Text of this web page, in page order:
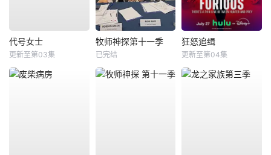
代号女士
更新至第03集
牧师神探第十一季
已完结
狂怒追缉
更新至第04集